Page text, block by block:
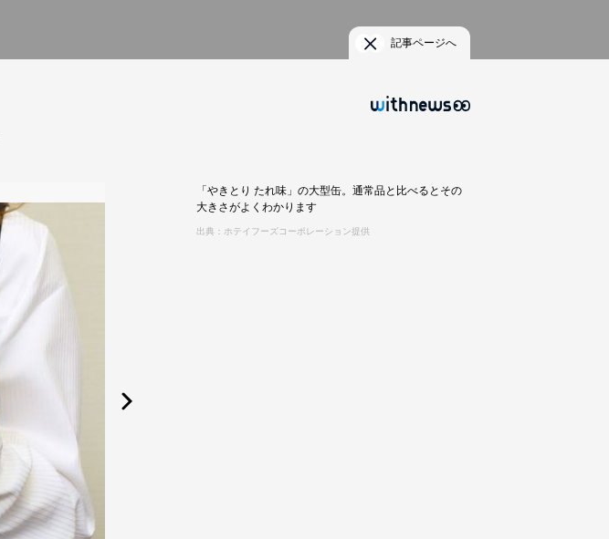
記事ページへ
「やきとり たれ味」の大型缶。通常品と比べるとその
大きさがよくわかります
出典：ホテイフーズコーポレーション提供